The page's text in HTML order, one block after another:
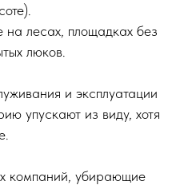
на лесах, площадках без
люков.
и эксплуатации
упускают из виду, хотя
компаний, убирающие